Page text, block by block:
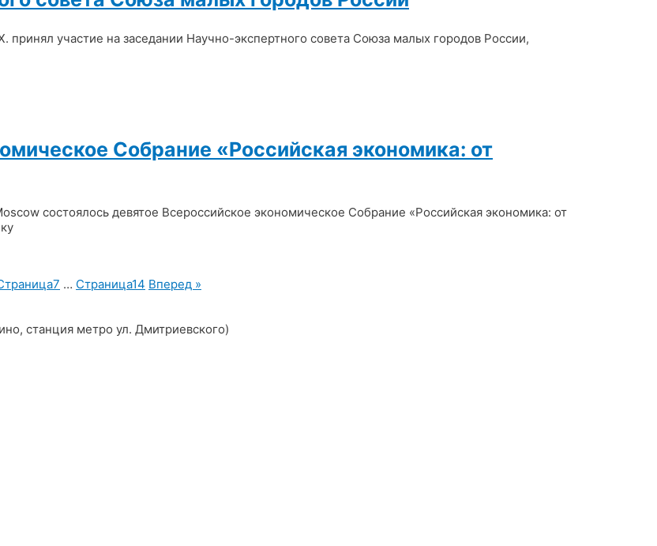
участие на заседании Научно-экспертного совета Союза малых городов России,
Собрание «Российская экономика: от
состоялось девятое Всероссийское экономическое Собрание «Российская экономика: от
7 … Страница14 Вперед »
станция метро ул. Дмитриевского)